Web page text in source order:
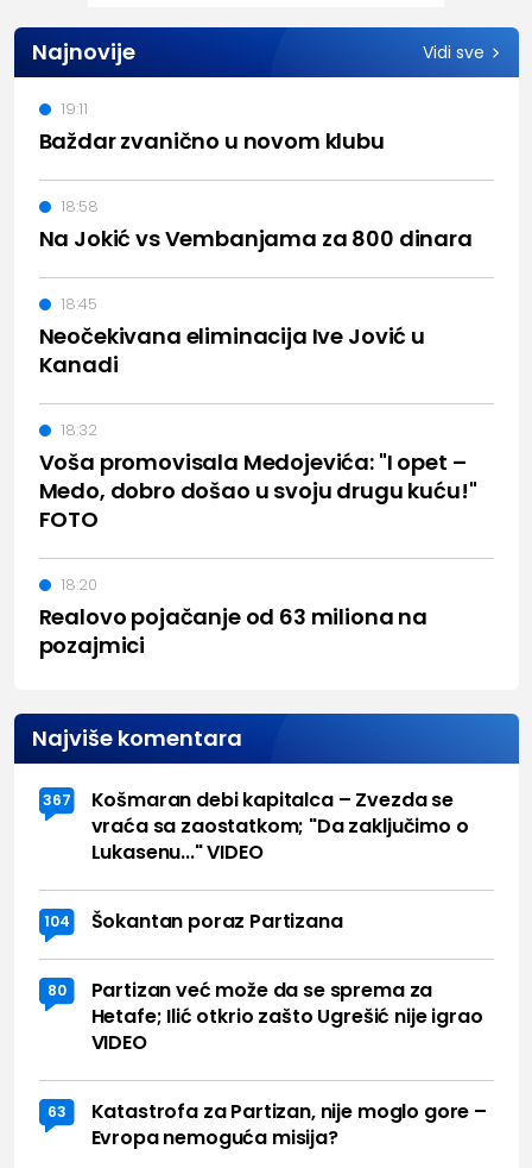
Najnovije Vidi sve
Baždar zvanično u novom klubu
19:11
Na Jokić vs Vembanjama za 800 dinara
18:58
Neočekivana eliminacija Ive Jović u
Kanadi
18:45
Voša promovisala Medojevića: "I opet –
Medo, dobro došao u svoju drugu kuću!"
FOTO
18:32
Realovo pojačanje od 63 miliona na
pozajmici
18:20
Najviše komentara
367
Košmaran debi kapitalca – Zvezda se
vraća sa zaostatkom; "Da zaključimo o
Lukasenu..." VIDEO
104 Šokantan poraz Partizana
80
Partizan već može da se sprema za
Hetafe; Ilić otkrio zašto Ugrešić nije igrao
VIDEO
63
Katastrofa za Partizan, nije moglo gore –
Evropa nemoguća misija?